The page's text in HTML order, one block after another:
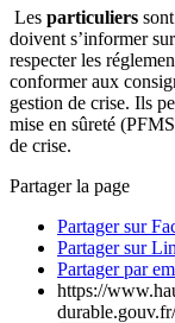
Les particuliers
doivent s’informer
respecter les
conformer aux
gestion de crise. Ils
mise en sûreté
de crise.
Partager la page
Partager sur
Partager sur
Partager par
https://